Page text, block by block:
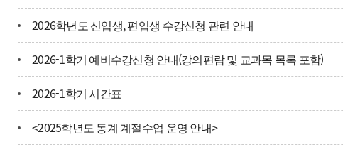
2026학년도 신입생, 편입생 수강신청 관련 안내
2026-1학기 예비수강신청 안내(강의편람 및 교과목 목록 포함)
2026-1학기 시간표
<2025학년도 동계 계절수업 운영 안내>